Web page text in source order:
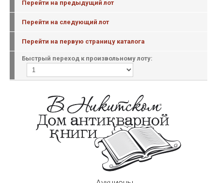
Перейти на предыдущий лот
Перейти на следующий лот
Перейти на первую страницу каталога
Быстрый переход к произвольному лоту: